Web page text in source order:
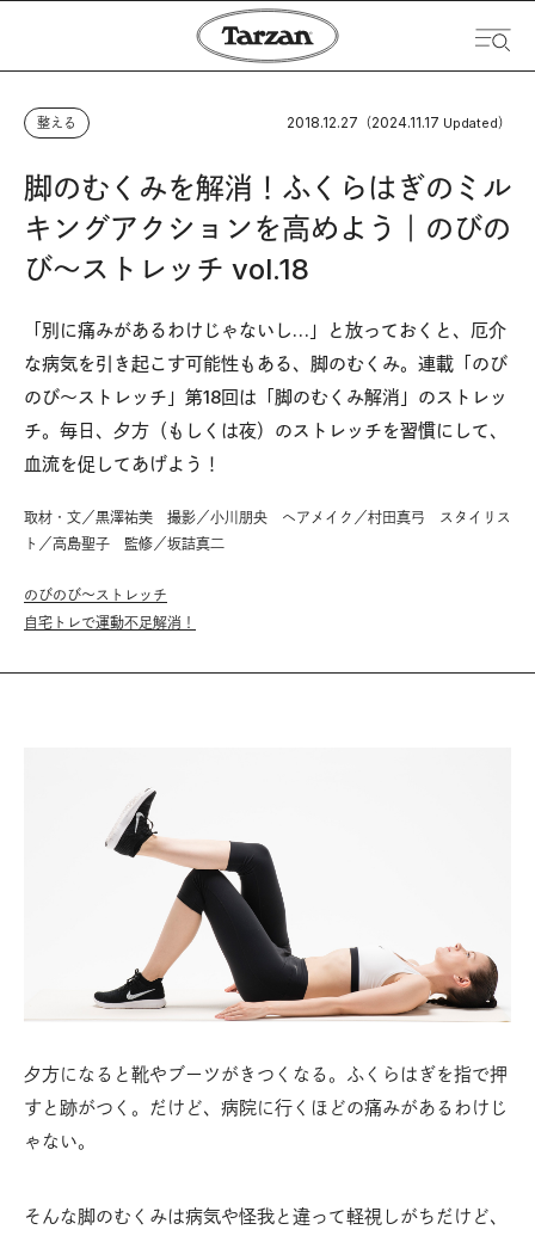
整える 2018.12.27 （2024.11.17 Updated）
脚のむくみを解消！ふくらはぎのミル
キングアクションを高めよう｜のびの
び〜ストレッチ vol.18
「別に痛みがあるわけじゃないし…」と放っておくと、厄介
な病気を引き起こす可能性もある、脚のむくみ。連載「のび
のび〜ストレッチ」第18回は「脚のむくみ解消」のストレッ
チ。毎日、夕方（もしくは夜）のストレッチを習慣にして、
血流を促してあげよう！
取材・文／黒澤祐美 撮影／小川朋央 ヘアメイク／村田真弓 スタイリス
ト／高島聖子 監修／坂詰真二
のびのび〜ストレッチ
自宅トレで運動不足解消！
夕方になると靴やブーツがきつくなる。ふくらはぎを指で押
すと跡がつく。だけど、病院に行くほどの痛みがあるわけじ
ゃない。
そんな脚のむくみは病気や怪我と違って軽視しがちだけど、